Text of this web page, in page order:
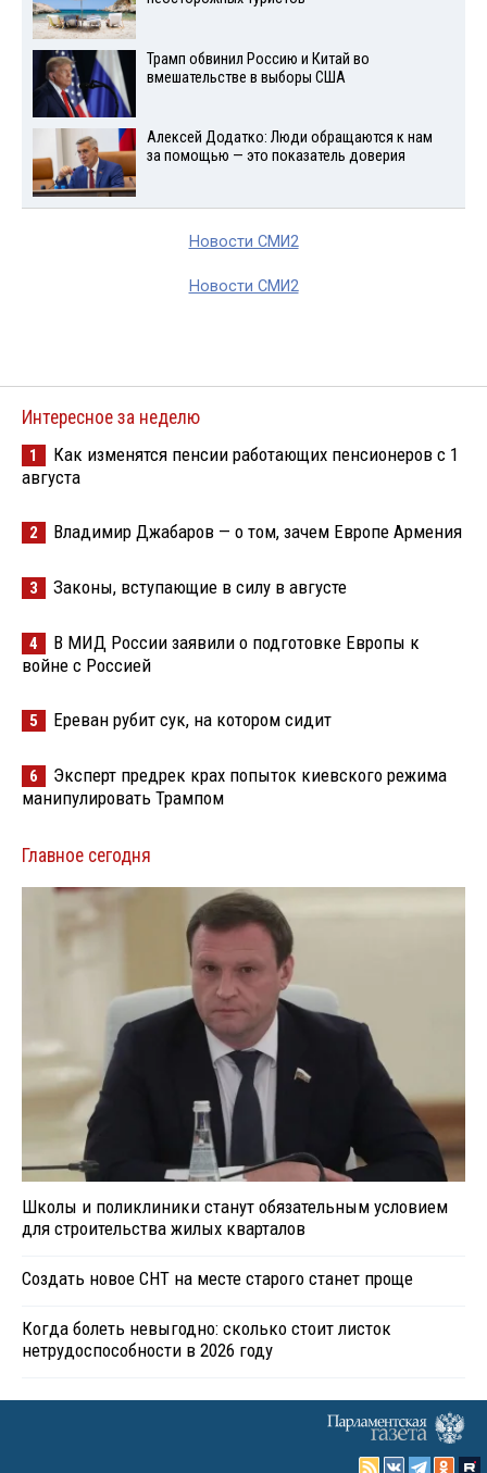
Трамп обвинил Россию и Китай во
вмешательстве в выборы США
Алексей Додатко: Люди обращаются к нам
за помощью — это показатель доверия
Новости СМИ2
Новости СМИ2
Интересное за неделю
1
Как изменятся пенсии работающих пенсионеров с 1
августа
2 Владимир Джабаров — о том, зачем Европе Армения
3 Законы, вступающие в силу в августе
4
В МИД России заявили о подготовке Европы к
войне с Россией
5 Ереван рубит сук, на котором сидит
6
Эксперт предрек крах попыток киевского режима
манипулировать Трампом
Главное сегодня
Школы и поликлиники станут обязательным условием
для строительства жилых кварталов
Создать новое СНТ на месте старого станет проще
Когда болеть невыгодно: сколько стоит листок
нетрудоспособности в 2026 году